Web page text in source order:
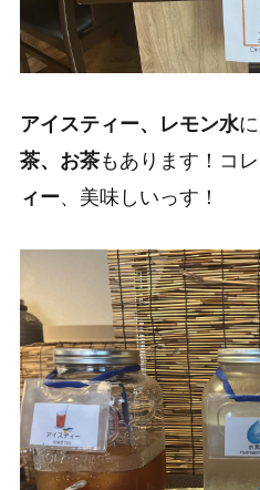
アイスティー、レモン水
茶、お茶もあります！コ
ィー、美味しいっす！